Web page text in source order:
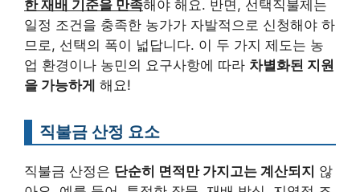
한 재배 기준을 만족해야 해요. 반면, 선택직불제는
일정 조건을 충족한 농가가 자발적으로 신청해야 하
므로, 선택의 폭이 넓답니다. 이 두 가지 제도는 농
업 환경이나 농민의 요구사항에 따라 차별화된 지원
을 가능하게 해요!
직불금 산정 요소
직불금 산정은 단순히 면적만 가지고는 계산되지 않